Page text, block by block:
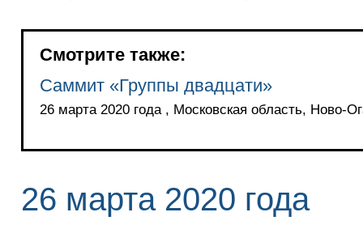
Смотрите также:
Саммит «Группы двадцати»
26 марта 2020 года , Московская область, Ново-
26 марта 2020 года